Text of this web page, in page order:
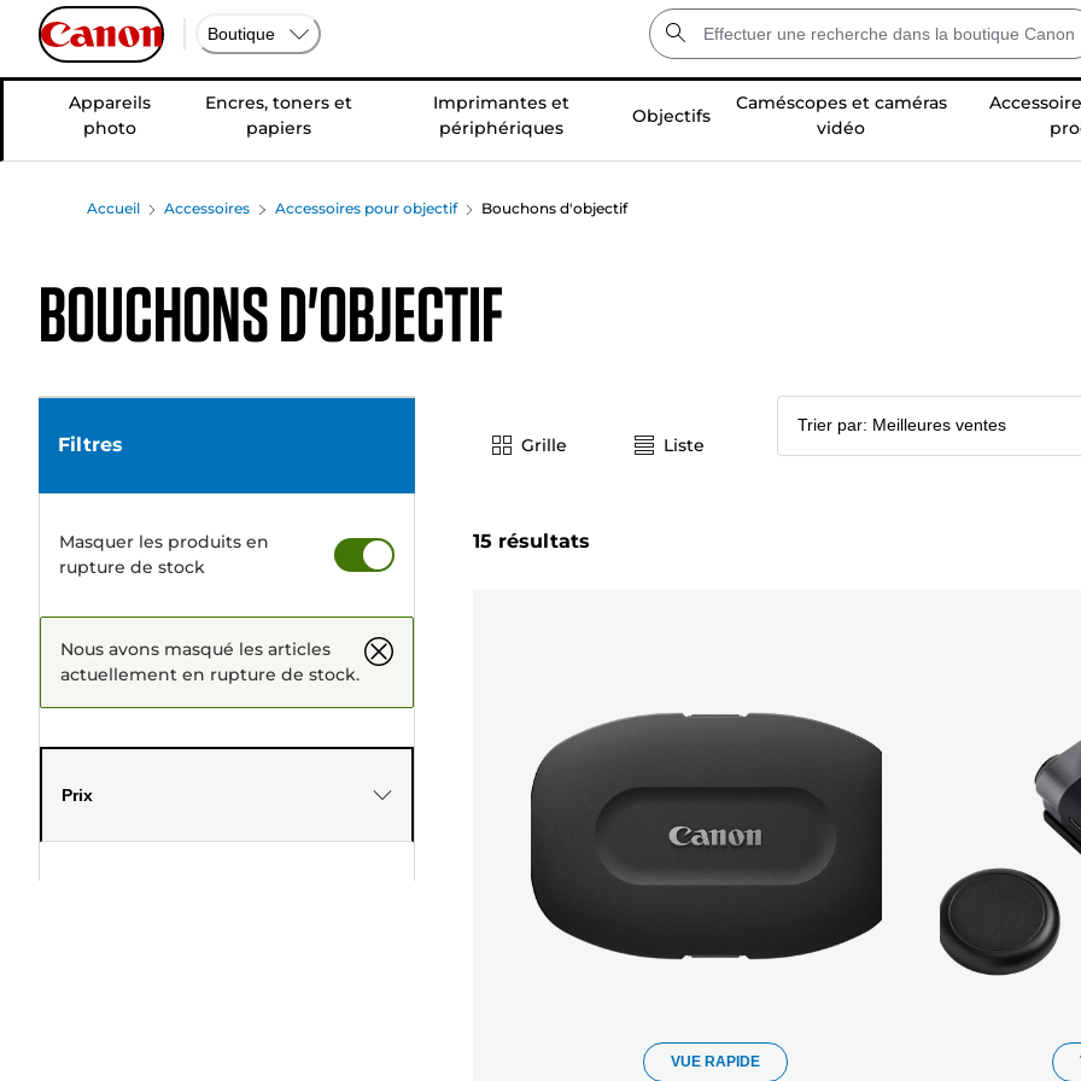
Boutique
Appareils
photo
Encres, toners et
papiers
Imprimantes et
périphériques
Objectifs
Caméscopes et caméras
vidéo
Accueil Accessoires Accessoires pour objectif Bouchons d'objectif
Bouchons d'objectif
Filtres
Masquer les produits en
rupture de stock
Nous avons masqué les articles
actuellement en rupture de stock.
Prix
Grille Liste
15 résultats
VUE RAPIDE